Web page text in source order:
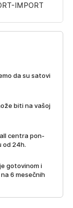
da su satovi
biti na vašoj
centra pon-
od 24h.
gotovinom i
6 mesečnih
IMPORT